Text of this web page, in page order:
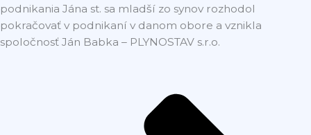
podnikania Jána st. sa mladší zo synov rozhodol
pokračovať v podnikaní v danom obore a vznikla
spoločnosť Ján Babka – PLYNOSTAV s.r.o.